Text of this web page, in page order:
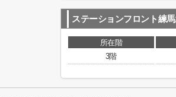
ステーションフロント練
所在階
3階